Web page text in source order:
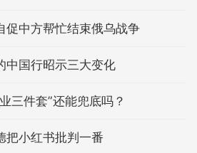
促中方帮忙结束俄乌战争
中国行昭示三大变化
三件套”还能兜底吗？
把小红书批判一番